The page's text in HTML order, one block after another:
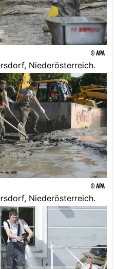
© APA
Niederösterreich.
© APA
Niederösterreich.